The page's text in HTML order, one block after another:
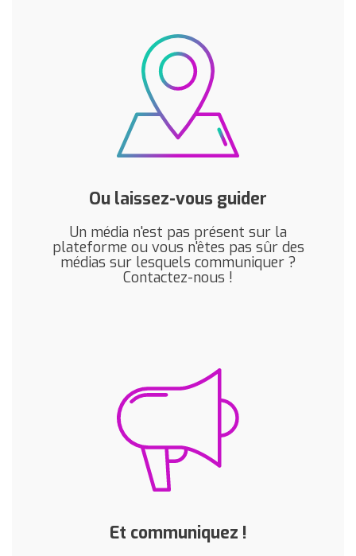
Ou laissez-vous guider
Un média n'est pas présent sur la
plateforme ou vous n'êtes pas sûr des
médias sur lesquels communiquer ?
Contactez-nous !
Et communiquez !